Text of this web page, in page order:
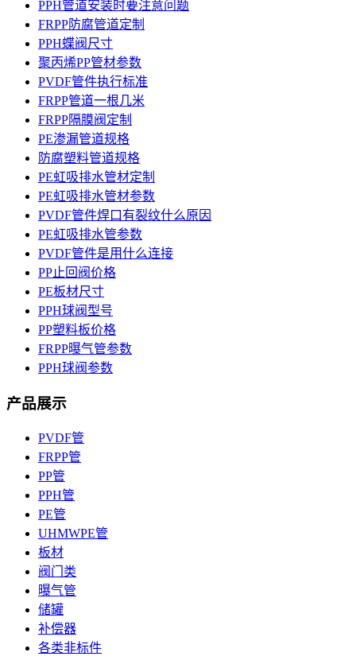
PPH管道安装时要注意问题
FRPP防腐管道定制
PPH蝶阀尺寸
聚丙烯PP管材参数
PVDF管件执行标准
FRPP管道一根几米
FRPP隔膜阀定制
PE渗漏管道规格
防腐塑料管道规格
PE虹吸排水管材定制
PE虹吸排水管材参数
PVDF管件焊口有裂纹什么原因
PE虹吸排水管参数
PVDF管件是用什么连接
PP止回阀价格
PE板材尺寸
PPH球阀型号
PP塑料板价格
FRPP曝气管参数
PPH球阀参数
产品展示
PVDF管
FRPP管
PP管
PPH管
PE管
UHMWPE管
板材
阀门类
曝气管
储罐
补偿器
各类非标件